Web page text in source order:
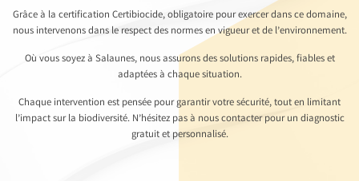
Grâce à la certification Certibiocide, obligatoire pour exercer dans ce domaine,
nous intervenons dans le respect des normes en vigueur et de l’environnement.
Où vous soyez à Salaunes, nous assurons des solutions rapides, fiables et
adaptées à chaque situation.
Chaque intervention est pensée pour garantir votre sécurité, tout en limitant
l’impact sur la biodiversité. N’hésitez pas à nous contacter pour un diagnostic
gratuit et personnalisé.